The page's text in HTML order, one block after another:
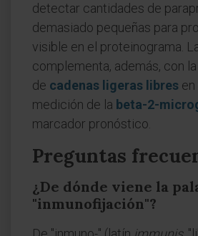
detectar cantidades de
demasiado pequeñas para
visible en el proteinograma.
complementa, además, con
de cadenas ligeras libres
medición de la beta-2-
marcador pronóstico.
Preguntas
¿De dónde viene la
"inmunofijación"?